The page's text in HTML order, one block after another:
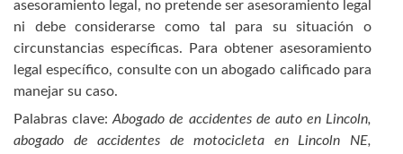
asesoramiento legal, no pretende ser asesoramiento legal
ni debe considerarse como tal para su situación o
circunstancias específicas. Para obtener asesoramiento
legal específico, consulte con un abogado calificado para
manejar su caso.
Palabras clave:Abogado de accidentes de auto en Lincoln,
abogado de accidentes de motocicleta en Lincoln NE,